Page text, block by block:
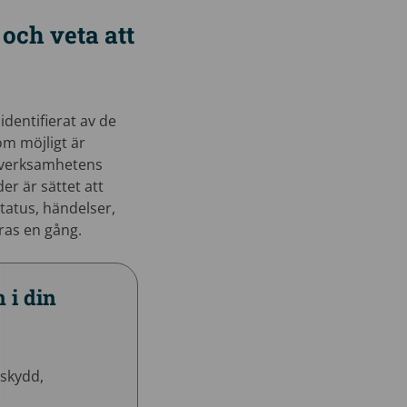
veta att
av de
möjligt är
är sättet att
händelser,
en gång.
i din